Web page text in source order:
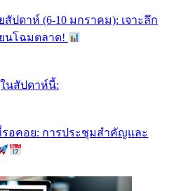
ปดาห์ (6-10 มกราคม): เจาะลึก
นโฉมตลาด!
นสัปดาห์นี้:
อคอย: การประชุมสำคัญและ